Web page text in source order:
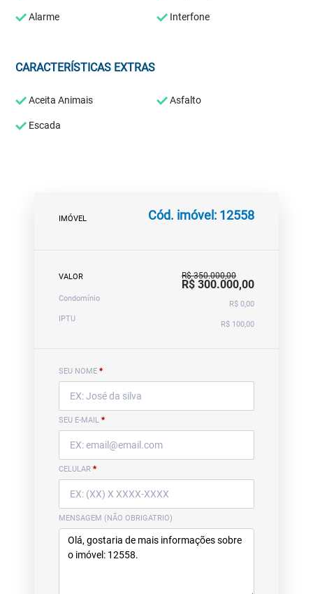
Alarme Interfone
CARACTERÍSTICAS EXTRAS
Aceita Animais Asfalto
Escada
IMÓVEL Cód. imóvel: 12558
VALOR R$ 350.000,00
R$ 300.000,00
Condomínio
R$ 0,00
IPTU
R$ 100,00
SEU NOME *
SEU E-MAIL *
CELULAR *
MENSAGEM (NÃO OBRIGATRIO)